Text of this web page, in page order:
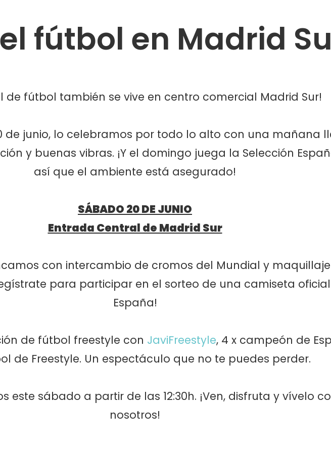
fútbol en Madrid
de fútbol también se vive en centro comercial Madrid Sur!
de junio, lo celebramos por todo lo alto con una mañana
y buenas vibras. ¡Y el domingo juega la Selección
así que el ambiente está asegurado!
SÁBADO 20 DE JUNIO
Entrada Central de Madrid Sur
con intercambio de cromos del Mundial y
para participar en el sorteo de una camiseta
España!
de fútbol freestyle con JaviFreestyle, 4 x campeón de
de Freestyle. Un espectáculo que no te puedes perder.
este sábado a partir de las 12:30h. ¡Ven, disfruta y vívelo
nosotros!